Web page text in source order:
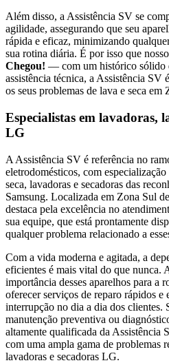
Além disso, a Assistência SV se
agilidade, assegurando que seu
rápida e eficaz, minimizando
sua rotina diária. É por isso que
Chegou! — com um histórico sólido
assistência técnica, a Assistência SV
os seus problemas de lava e seca em
Especialistas em lavadoras,
LG
A Assistência SV é referência no
eletrodomésticos, com
seca, lavadoras e secadoras das
Samsung. Localizada em Zona Sul
destaca pela excelência no
sua equipe, que está prontamente
qualquer problema relacionado a
Com a vida moderna e agitada, a
eficientes é mais vital do que nunca.
importância desses aparelhos para a
oferecer serviços de reparo rápidos
interrupção no dia a dia dos clientes.
manutenção preventiva ou
altamente qualificada da Assistência
com uma ampla gama de problemas
lavadoras e secadoras LG.